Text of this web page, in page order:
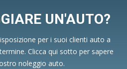
UN'AUTO?
per i suoi clienti auto a
Clicca qui sotto per sapere
noleggio auto.